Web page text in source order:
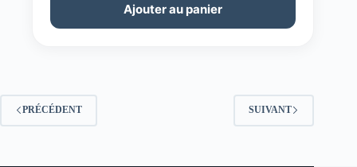
Ajouter au panier
PRÉCÉDENT SUIVANT